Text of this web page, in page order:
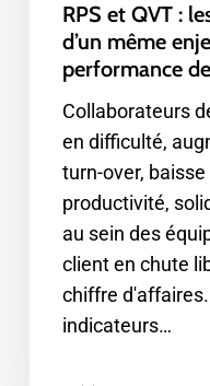
performance
entreprises
RPS et QVT :
d’un même
performance
Collaborateurs
en difficulté,
turn-over, baisse
productivité,
au sein des
client en chute
chiffre
indicateurs…